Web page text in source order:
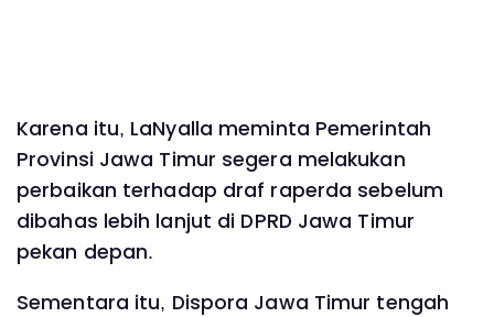
Karena itu, LaNyalla meminta Pemerintah
Provinsi Jawa Timur segera melakukan
perbaikan terhadap draf raperda sebelum
dibahas lebih lanjut di DPRD Jawa Timur
pekan depan.
Sementara itu, Dispora Jawa Timur tengah